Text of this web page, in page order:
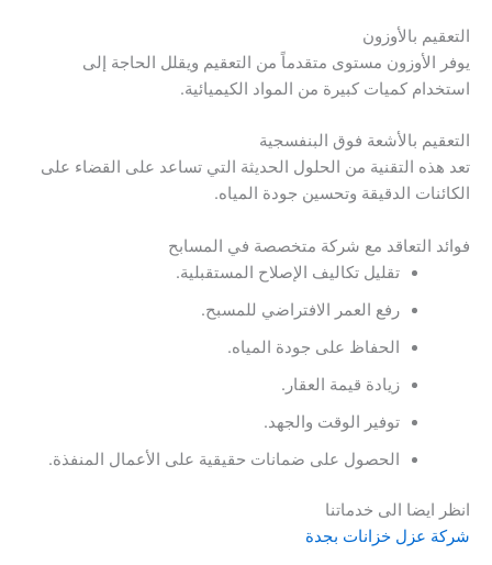
التعقيم بالأوزون
يوفر الأوزون مستوى متقدماً من التعقيم ويقلل الحاجة إلى
استخدام كميات كبيرة من المواد الكيميائية.
التعقيم بالأشعة فوق البنفسجية
تعد هذه التقنية من الحلول الحديثة التي تساعد على القضاء على
الكائنات الدقيقة وتحسين جودة المياه.
فوائد التعاقد مع شركة متخصصة في المسابح
تقليل تكاليف الإصلاح المستقبلية.
رفع العمر الافتراضي للمسبح.
الحفاظ على جودة المياه.
زيادة قيمة العقار.
توفير الوقت والجهد.
الحصول على ضمانات حقيقية على الأعمال المنفذة.
انظر ايضا الى خدماتنا
شركة عزل خزانات بجدة